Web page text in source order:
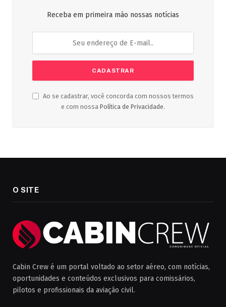
Receba em primeira mão nossas notícias
Ao se cadastrar, você concorda com nossos termos
e com nossa Política de Privacidade.
O SITE
Cabin Crew é um portal voltado ao setor aéreo, com notícias,
oportunidades e conteúdos exclusivos para comissários,
pilotos e profissionais da aviação civil.